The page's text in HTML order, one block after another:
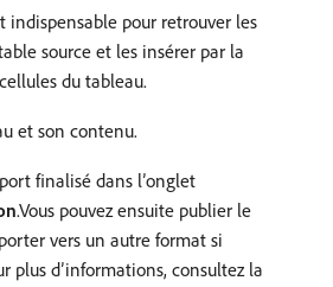
indispensable pour retrouver les
source et les insérer par la
du tableau.
et son contenu.
finalisé dans l’onglet
.Vous pouvez ensuite publier le
vers un autre format si
plus dʼinformations, consultez la